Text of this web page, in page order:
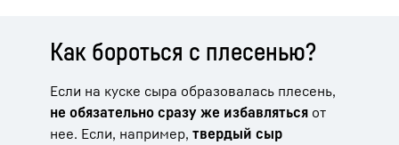
Как бороться с плесенью?
Если на куске сыра образовалась плесень,
не обязательно сразу же избавляться от
нее. Если, например, твердый сыр